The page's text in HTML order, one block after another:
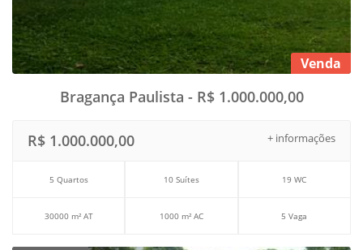
Venda
Bragança Paulista - R$ 1.000.000,00
+ informações
R$ 1.000.000,00
5 Quartos 10 Suítes 19 WC
30000 m² AT 1000 m² AC 5 Vaga